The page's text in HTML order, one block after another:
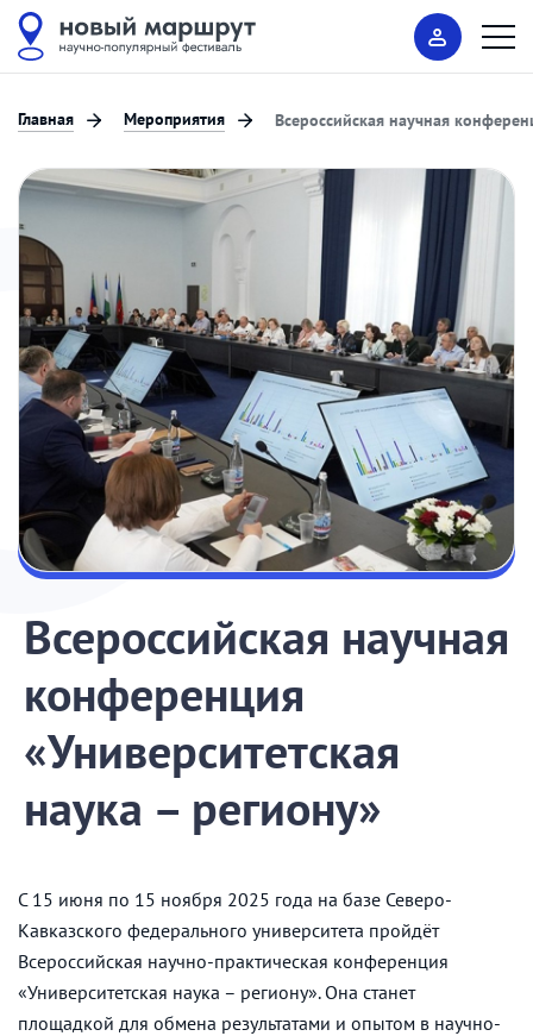
Главная Мероприятия Всероссийская научная
Всероссийская научная
конференция
«Университетская
наука – региону»
С 15 июня по 15 ноября 2025 года на базе Северо-
Кавказского федерального университета пройдёт
Всероссийская научно-практическая конференция
«Университетская наука – региону». Она станет
площадкой для обмена результатами и опытом в научно-